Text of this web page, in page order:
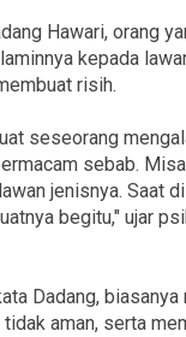
Hawari, orang
kepada
risih.
seseorang
sebab.
jenisnya. Saat
begitu," ujar
Dadang, biasanya
aman, serta